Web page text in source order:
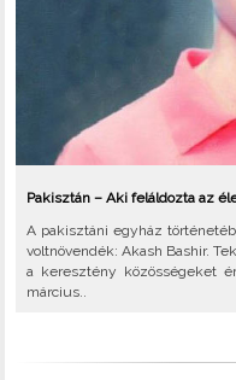
Pakisztán – Aki feláldozta az
A pakisztáni egyház
voltnövendék: Akash Bashir.
a keresztény közösségeket
március..